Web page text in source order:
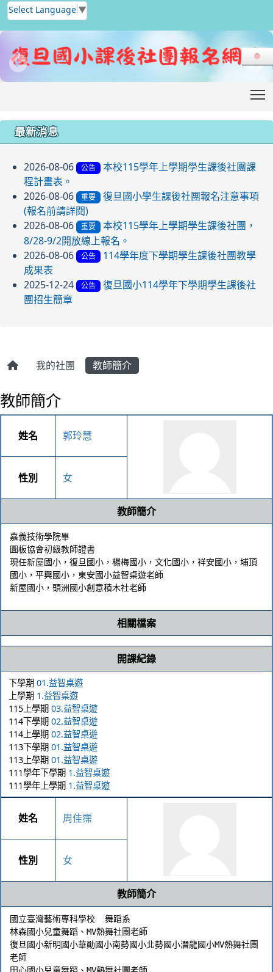
Select Language ▼
最新消息
2026-08-06 公告
本校115學年上學期學生課後社團課
程計畫表。
2026-08-06
重要
復旦國小學生課後社團報名注意事項
(報名前請詳閱)
2026-08-06
重要
本校115學年上學期學生課後社團，
8/28-9/2開放線上報名。
2026-08-06
公告
114學年度下學期學生課後社團教學
成果表
2025-12-24
公告
復旦國小114學年下學期學生課後社
團招生簡章
我的社團 教師簡介
教師簡介
姓名 郭玲慧
性別 女
教師簡介
嘉義技術學院畢
圖板協會初級教師證書
現任新屋國小，復旦國小，楊梅國小，文化國小，祥安國小，埔頂
國小，平興國小，東安國小益智桌遊老師
相關檔案
開課紀錄
下學期 01.益智桌遊
上學期 1.益智桌遊
115上學期 03.益智桌遊
114下學期 02.益智桌遊
114上學期 02.益智桌遊
113下學期 01.益智桌遊
113上學期 01.益智桌遊
111學年下學期 1.益智桌遊
111學年上學期 1.益智桌遊
姓名 周佳霈
性別 女
教師簡介
國立臺灣藝術專科學校  舞蹈系
林森國小兒童舞蹈、MV熱舞社團老師
復旦國小新明國小華勛國小南勢國小北勢國小潛龍國小MV熱舞社團
老師